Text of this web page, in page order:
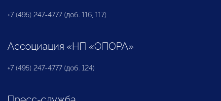
+7 (495) 247-4777 (доб. 116, 117)
Ассоциация «НП «ОПОРА»
+7 (495) 247-4777 (доб. 124)